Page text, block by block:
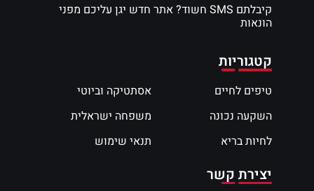
קיבלתם SMS חשוד? אתר חדש יגן עליכם מפני
הונאות
קטגוריות
טיפים לחיים
השקעה נכונה
לחיות בריא
אסתטיקה וביוטי
משפחה ישראלית
תנאי שימוש
יצירת קשר